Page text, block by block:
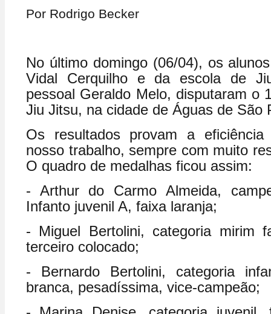
Por Rodrigo Becker
No último domingo (06/04), os
Vidal Cerquilho e da escola de
pessoal Geraldo Melo, disputaram o
Jiu Jitsu, na cidade de Águas de São
Os resultados provam a
nosso trabalho, sempre com muito
O quadro de medalhas ficou assim:
- Arthur do Carmo Almeida,
Infanto juvenil A, faixa laranja;
- Miguel Bertolini, categoria mirim
terceiro colocado;
- Bernardo Bertolini, categoria
branca, pesadíssima, vice-campeão;